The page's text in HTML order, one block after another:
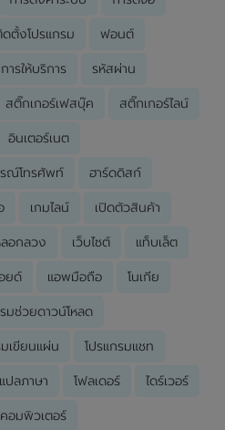
ตั้งโปรแกรม ฟอนต์
ารให้บริการ รหัสผ่าน
สติ๊กเกอร์เฟสบุ๊ค สติ๊กเกอร์ไลน์
อินเตอร์เนต
ณ์โทรศัพท์ ฮาร์ดดิสก์
เกมไลน์ เปิดตัวสินค้า
ลอกลวง เว็บไซต์ แท็บเล็ต
ยด์ แอพมือถือ โนเกีย
มช่วยดาวน์โหลด
มเขียนแผ่น โปรแกรมแชท
ปลภาษา โฟลเดอร์ ไดร์เวอร์
คอมพิวเตอร์